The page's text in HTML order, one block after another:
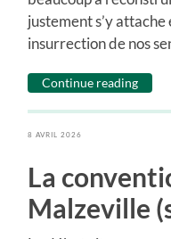
justement s’y
insurrection de nos
Continue reading
8 AVRIL 2026
La
Malzeville